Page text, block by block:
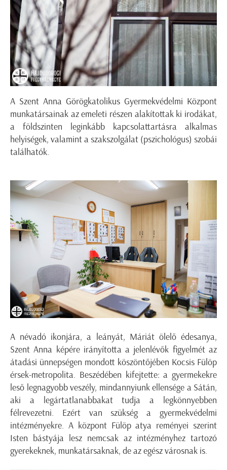
A Szent Anna Görögkatolikus Gyermekvédelmi Központ
munkatársainak az emeleti részen alakítottak ki irodákat,
a földszinten leginkább kapcsolattartásra alkalmas
helyiségek, valamint a szakszolgálat (pszichológus) szobái
találhatók.
A névadó ikonjára, a leányát, Máriát ölelő édesanya,
Szent Anna képére irányította a jelenlévők figyelmét az
átadási ünnepségen mondott köszöntőjében Kocsis Fülöp
érsek-metropolita. Beszédében kifejtette: a gyermekekre
leső legnagyobb veszély, mindannyiunk ellensége a Sátán,
aki a legártatlanabbakat tudja a legkönnyebben
félrevezetni. Ezért van szükség a gyermekvédelmi
intézményekre. A központ Fülöp atya reményei szerint
Isten bástyája lesz nemcsak az intézményhez tartozó
gyerekeknek, munkatársaknak, de az egész városnak is.